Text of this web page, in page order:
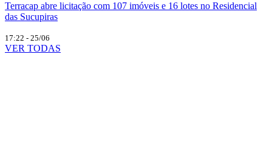
Terracap abre licitação com 107 imóveis e 16 lotes no Residencial
das Sucupiras
17:22 - 25/06
VER TODAS